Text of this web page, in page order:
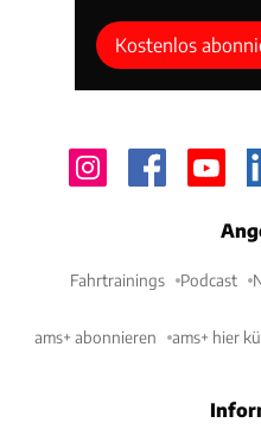
Kostenlos
Fahrtrainings Podcast
ams+ abonnieren ams+ hier